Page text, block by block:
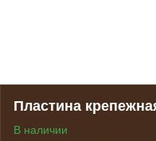
Пластина
В наличии